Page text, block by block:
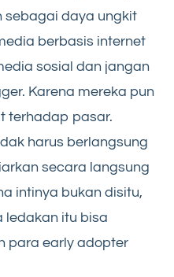
sebagai daya ungkit
berbasis internet
sosial dan jangan
Karena mereka pun
terhadap pasar.
harus berlangsung
secara langsung
intinya bukan disitu,
ledakan itu bisa
para early adopter